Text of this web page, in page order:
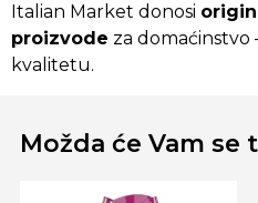
Italian Market donosi
proizvode za domaćinstvo
kvalitetu.
Možda će Vam